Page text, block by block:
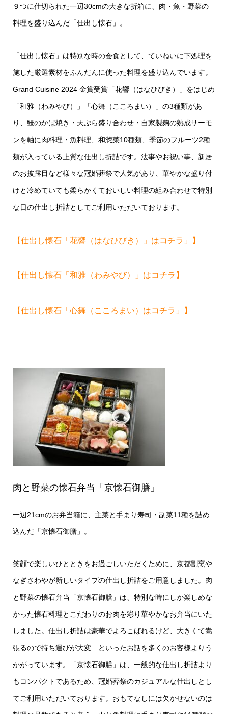
９つに仕切られた一辺30cmの大きな折箱に、肉・魚・野菜の
料理を盛り込んだ「仕出し懐石」。
「仕出し懐石」は特別な時の会食として、ていねいに下処理を
施した厳選素材をふんだんに使った料理を盛り込んでいます。
Grand Cuisine 2024 金賞受賞「花響（はなひびき）」をはじめ
「和雅（わみやび）」「心舞（こころまい）」の3種類があ
り、鰻のかば焼き・天ぷら盛り合わせ・自家製麹の熟成サーモ
ンを軸に肉料理・魚料理、和惣菜10種類、季節のフルーツ2種
類が入っている上質な仕出し折詰です。法事やお祝い事、新居
のお披露目など様々な冠婚葬祭で人気があり、華やかな盛り付
けと冷めていても柔らかくておいしい料理の組み合わせで特別
な日の仕出し折詰としてご利用いただいております。
【仕出し懐石「花響（はなひびき）」はコチラ」】
【仕出し懐石「和雅（わみやび）」はコチラ】
【仕出し懐石「心舞（こころまい）はコチラ」】
肉と野菜の懐石弁当「京懐石御膳」
一辺21cmのお弁当箱に、主菜と手まり寿司・副菜11種を詰め
込んだ「京懐石御膳」。
笑顔で楽しいひとときをお過ごしいただくために、京都割烹や
なぎさわやが新しいタイプの仕出し折詰をご用意しました。肉
と野菜の懐石弁当「京懐石御膳」は、特別な時にしか楽しめな
かった懐石料理とこだわりのお肉を彩り華やかなお弁当にいた
しました。仕出し折詰は豪華でよろこばれるけど、大きくて嵩
張るので持ち運びが大変…といったお話を多くのお客様よりう
かがっています。「京懐石御膳」は、一般的な仕出し折詰より
もコンパクトであるため、冠婚葬祭のカジュアルな仕出しとし
てご利用いただいております。おもてなしには欠かせないのは